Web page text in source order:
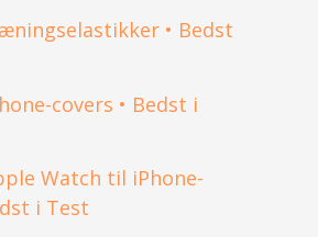
• Bedst
covers • Bedst i
Watch til iPhone-
i Test